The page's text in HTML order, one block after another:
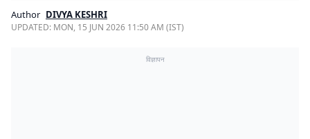
Author DIVYA KESHRI
UPDATED: MON, 15 JUN 2026 11:50 AM (IST)
विज्ञापन